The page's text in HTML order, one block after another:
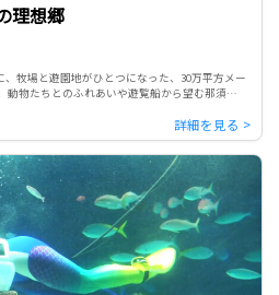
理想郷
牧場と遊園地がひとつになった、30万平方メー
動物たちとのふれあいや遊覧船から望む那須の大